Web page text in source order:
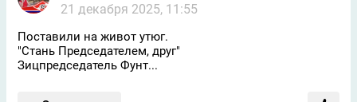
21 декабря 2025, 11:55
Поставили на живот утюг.
"Стань Председателем, друг"
Зицпредседатель Фунт...